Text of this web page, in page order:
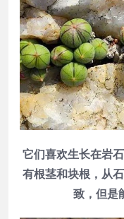
它们喜欢生长在岩
有根茎和块根，从
致，但是